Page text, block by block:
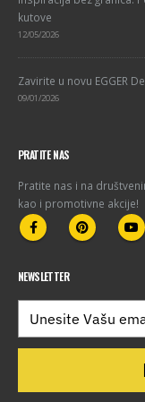
kutove
12/05/2026
Zavirite u novu EGGER
09/01/2026
PRATITE NAS
Pratite nas i na
kao i promotivne akcije!
NEWSLETTER